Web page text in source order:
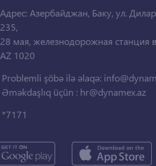
Адрес: Азербайджан, Баку, ул.
235,
28 мая, железнодорожная станция
AZ 1020
Problemli şöbə ilə əlaqə:
Əməkdaşlıq üçün : hr@dynamex.az
*7171